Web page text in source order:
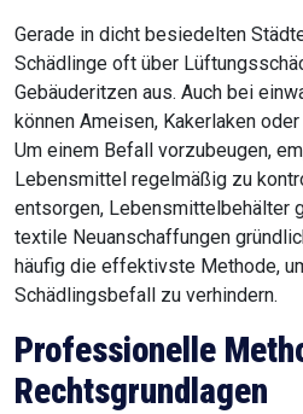
Gerade in dicht besiedelten
Schädlinge oft über
Gebäuderitzen aus. Auch bei
können Ameisen, Kakerlaken
Um einem Befall vorzubeugen,
Lebensmittel regelmäßig zu
entsorgen, Lebensmittelbehälter
textile Neuanschaffungen
häufig die effektivste Methode,
Schädlingsbefall zu verhindern.
Professionelle
Rechtsgrundlagen